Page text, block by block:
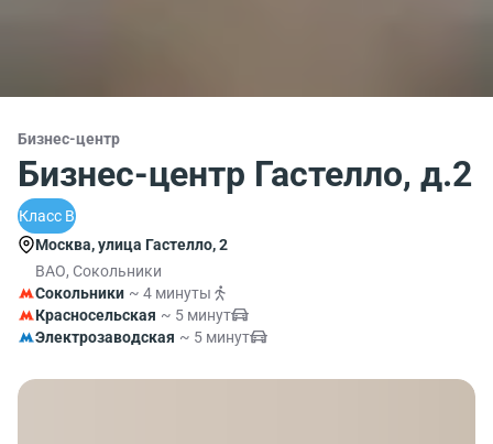
Бизнес-центр
Бизнес-центр Гастелло, д.2
Класс B
Москва, улица Гастелло, 2
ВАО, Сокольники
Сокольники ~ 4 минуты
Красносельская ~ 5 минут
Электрозаводская ~ 5 минут